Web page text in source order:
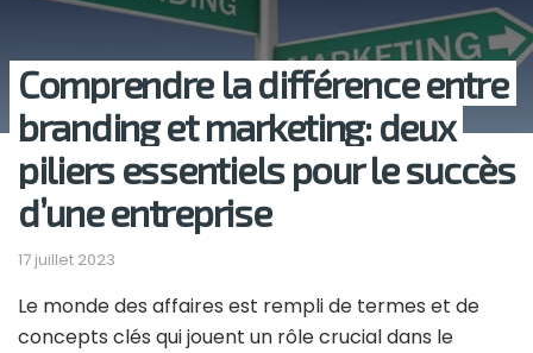
Comprendre la différence entre
branding et marketing: deux
piliers essentiels pour le succès
d’une entreprise
17 juillet 2023
Le monde des affaires est rempli de termes et de
concepts clés qui jouent un rôle crucial dans le